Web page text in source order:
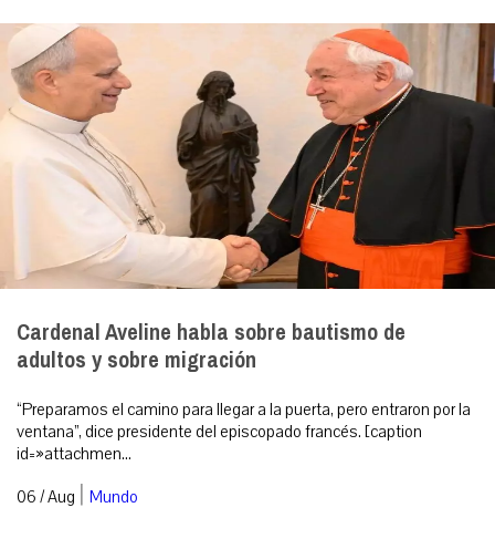
Cardenal Aveline habla sobre bautismo de
adultos y sobre migración
“Preparamos el camino para llegar a la puerta, pero entraron por la
ventana”, dice presidente del episcopado francés. [caption
id=»attachmen...
06 / Aug | Mundo